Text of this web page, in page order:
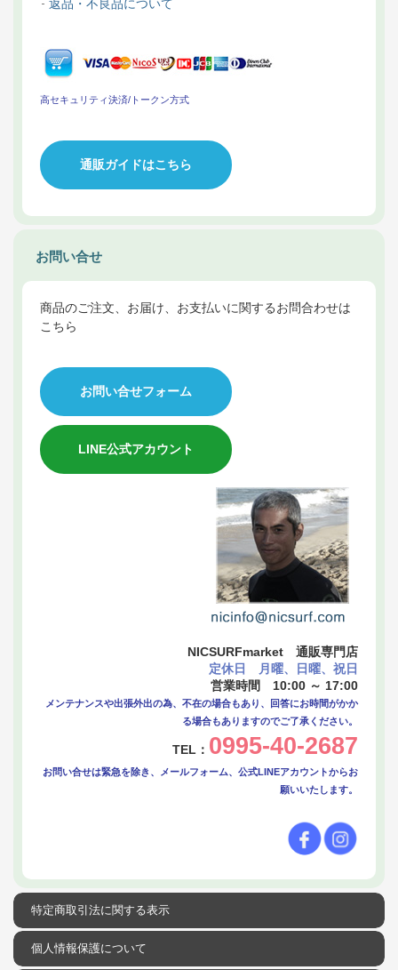
返品・不良品について
高セキュリティ決済/トークン方式
通販ガイドはこちら
お問い合せ
商品のご注文、お届け、お支払いに関するお問合わせは
こちら
お問い合せフォーム
LINE公式アカウント
NICSURFmarket 通販専門店
定休日 月曜、日曜、祝日
営業時間 10:00 ～ 17:00
メンテナンスや出張外出の為、不在の場合もあり、回答にお時間がかか
る場合もありますのでご了承ください。
TEL： 0995-40-2687
お問い合せは緊急を除き、メールフォーム、公式LINEアカウントからお
願いいたします。
特定商取引法に関する表示
個人情報保護について